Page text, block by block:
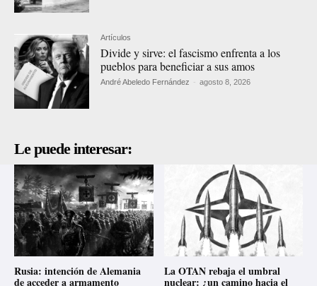
Artículos
Divide y sirve: el fascismo enfrenta a los
pueblos para beneficiar a sus amos
André Abeledo Fernández - agosto 8, 2026
Le puede interesar:
Rusia: intención de Alemania
de acceder a armamento
La OTAN rebaja el umbral
nuclear: ¿un camino hacia el